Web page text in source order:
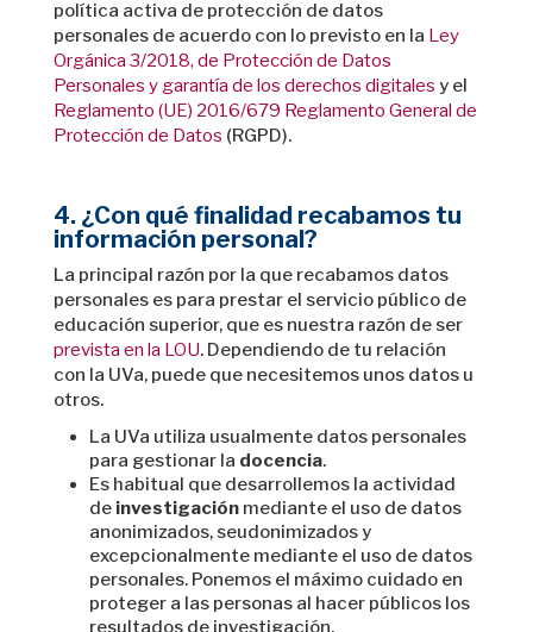
política activa de protección de datos
personales de acuerdo con lo previsto en la Ley
Orgánica 3/2018, de Protección de Datos
Personales y garantía de los derechos digitales y el
Reglamento (UE) 2016/679 Reglamento General de
Protección de Datos (RGPD).
4. ¿Con qué finalidad recabamos tu
información personal?
La principal razón por la que recabamos datos
personales es para prestar el servicio público de
educación superior, que es nuestra razón de ser
prevista en la LOU. Dependiendo de tu relación
con la UVa, puede que necesitemos unos datos u
otros.
La UVa utiliza usualmente datos personales
para gestionar la docencia.
Es habitual que desarrollemos la actividad
de investigaciónmediante el uso de datos
anonimizados, seudonimizados y
excepcionalmente mediante el uso de datos
personales. Ponemos el máximo cuidado en
proteger a las personas al hacer públicos los
resultados de investigación.